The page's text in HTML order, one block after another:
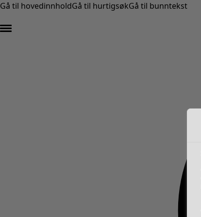
Gå til hovedinnholdGå til hurtigsøkGå til bunntekst